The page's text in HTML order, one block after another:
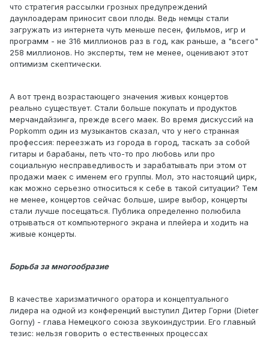
что стратегия рассылки грозных предупреждений
даунлоадерам приносит свои плоды. Ведь немцы стали
загружать из интернета чуть меньше песен, фильмов, игр и
программ - не 316 миллионов раз в год, как раньше, а "всего"
258 миллионов. Но эксперты, тем не менее, оценивают этот
оптимизм скептически.
А вот тренд возрастающего значения живых концертов
реально существует. Стали больше покупать и продуктов
мерчандайзинга, прежде всего маек. Во время дискуссий на
Рopkomm один из музыкантов сказал, что у него странная
профессия: переезжать из города в город, таскать за собой
гитары и барабаны, петь что-то про любовь или про
социальную несправедливость и зарабатывать при этом от
продажи маек с именем его группы. Мол, это настоящий цирк,
как можно серьезно относиться к себе в такой ситуации? Тем
не менее, концертов сейчас больше, шире выбор, концерты
стали лучше посещаться. Публика определенно полюбила
отрываться от компьютерного экрана и плейера и ходить на
живые концерты.
Борьба за многообразие
В качестве харизматичного оратора и концептуального
лидера на одной из конференций выступил Дитер Горни (Dieter
Gorny) - глава Немецкого союза звукоиндустрии. Его главный
тезис: нельзя говорить о естественных процессах